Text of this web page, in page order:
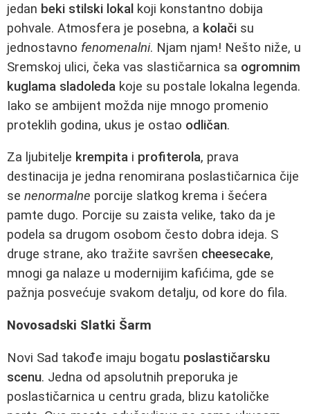
jedan beki stilski lokal koji konstantno dobija
pohvale. Atmosfera je posebna, a kolači su
jednostavno fenomenalni. Njam njam! Nešto niže, u
Sremskoj ulici, čeka vas slastičarnica sa ogromnim
kuglama sladoleda koje su postale lokalna legenda.
Iako se ambijent možda nije mnogo promenio
proteklih godina, ukus je ostao odličan.
Za ljubitelje krempita i profiterola, prava
destinacija je jedna renomirana poslastičarnica čije
se nenormalne porcije slatkog krema i šećera
pamte dugo. Porcije su zaista velike, tako da je
podela sa drugom osobom često dobra ideja. S
druge strane, ako tražite savršen cheesecake,
mnogi ga nalaze u modernijim kafićima, gde se
pažnja posvećuje svakom detalju, od kore do fila.
Novosadski Slatki Šarm
Novi Sad takođe imaju bogatu poslastičarsku
scenu. Jedna od apsolutnih preporuka je
poslastičarnica u centru grada, blizu katoličke